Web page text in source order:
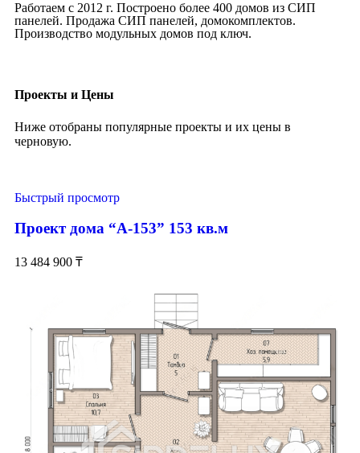
Работаем с 2012 г. Построено более 400 домов из СИП
панелей. Продажа СИП панелей, домокомплектов.
Производство модульных домов под ключ.
Проекты и Цены
Ниже отобраны популярные проекты и их цены в
черновую.
Быстрый просмотр
Проект дома “А-153” 153 кв.м
13 484 900 ₸